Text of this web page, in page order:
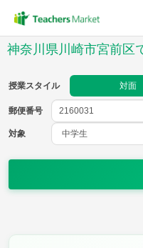
神奈川県川崎市宮前区
授業スタイル 対面
郵便番号
対象
郵便番号
教科